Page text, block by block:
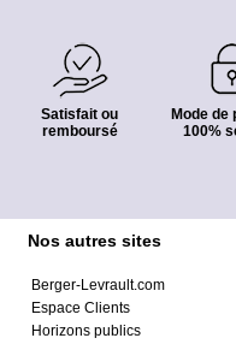
Satisfait ou
remboursé
Mode de
100%
Nos autres sites
Berger-Levrault.com
Espace Clients
Horizons publics